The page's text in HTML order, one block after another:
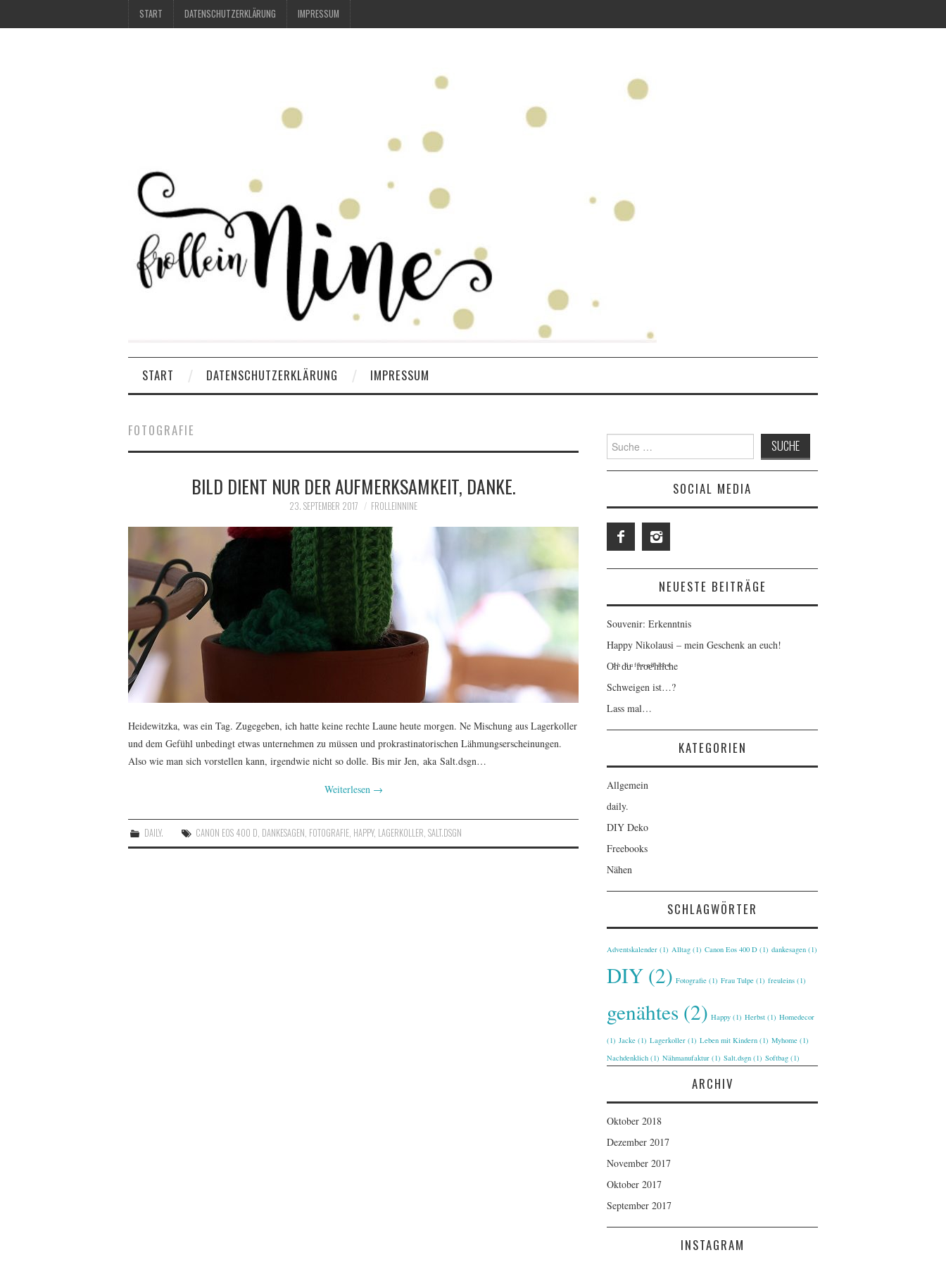
START DATENSCHUTZERKLÄRUNG IMPRESSUM
START DATENSCHUTZERKLÄRUNG IMPRESSUM
FOTOGRAFIE
BILD DIENT NUR DER AUFMERKSAMKEIT, DANKE.
23. SEPTEMBER 2017 FROLLEINNINE
Heidewitzka, was ein Tag. Zugegeben, ich hatte keine rechte Laune heute morgen. Ne Mischung aus Lagerkoller
und dem Gefühl unbedingt etwas unternehmen zu müssen und prokrastinatorischen Lähmungserscheinungen.
Also wie man sich vorstellen kann, irgendwie nicht so dolle. Bis mir Jen, aka Salt.dsgn…
Weiterlesen →
DAILY. CANON EOS 400 D DANKESAGEN FOTOGRAFIE HAPPY, LAGERKOLLER ,SALT.DSGN
Suche
nach:
SOCIAL MEDIA
NEUESTE BEITRÄGE
Souvenir: Erkenntnis
Happy Nikolausi – mein Geschenk an euch!
Oͦhͪ dͩuͧ ᶠfͬrͦoͤeͪˡhͥlͨiͪcͤhe
Schweigen ist…?
Lass mal…
KATEGORIEN
Allgemein
daily.
DIY Deko
Freebooks
Nähen
SCHLAGWÖRTER
Adventskalender (1) Alltag (1) Canon Eos 400 D (1) dankesagen (1)
DIY (2) Fotografie (1) Frau Tulpe (1) freuleins (1)
genähtes (2) Happy (1) Herbst (1) Homedecor
(1) Jacke (1) Lagerkoller (1) Leben mit Kindern (1) Myhome (1)
Nachdenklich (1) Nähmanufaktur (1) Salt.dsgn (1) Softbag (1)
ARCHIV
Oktober 2018
Dezember 2017
November 2017
Oktober 2017
September 2017
INSTAGRAM